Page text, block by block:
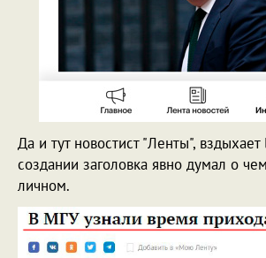
Да и тут новостист "Ленты",
создании заголовка явно думал о
личном.